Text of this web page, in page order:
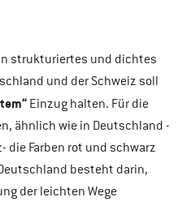
strukturiertes und dichtes
und der Schweiz soll
Einzug halten. Für die
ähnlich wie in Deutschland -
die Farben rot und schwarz
besteht darin,
der leichten Wege